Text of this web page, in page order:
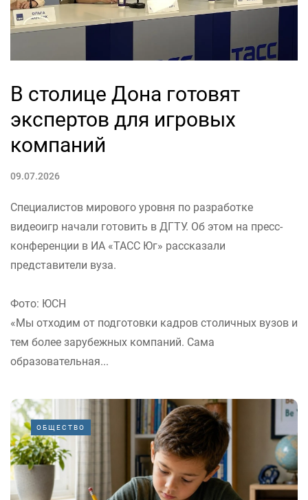
В столице Дона готовят
экспертов для игровых
компаний
09.07.2026
Специалистов мирового уровня по разработке
видеоигр начали готовить в ДГТУ. Об этом на пресс-
конференции в ИА «ТАСС Юг» рассказали
представители вуза.
Фото: ЮСН
«Мы отходим от подготовки кадров столичных вузов и
тем более зарубежных компаний. Сама
образовательная...
ОБЩЕСТВО